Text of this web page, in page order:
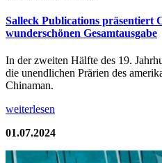
Salleck Publications
wunderschönen Gesamtausgabe
In der zweiten Hälfte des 19.
die unendlichen Prärien des
Chinaman.
weiterlesen
01.07.2024